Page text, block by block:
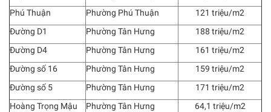
Phú Thuận
Phường Phú Thuận
121 triệu/m2
Đường D1
Phường Tân Hưng
188 triệu/m2
Đường D4
Phường Tân Hưng
161 triệu/m2
Đường số 16
Phường Tân Hưng
159 triệu/m2
Đường số 5
Phường Tân Hưng
171 triệu/m2
Hoàng Trọng Mậu
Phường Tân Hưng
64,1 triệu/m2